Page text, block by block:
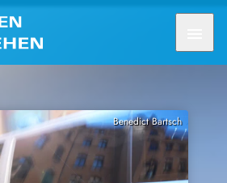
Benedict Bartsch